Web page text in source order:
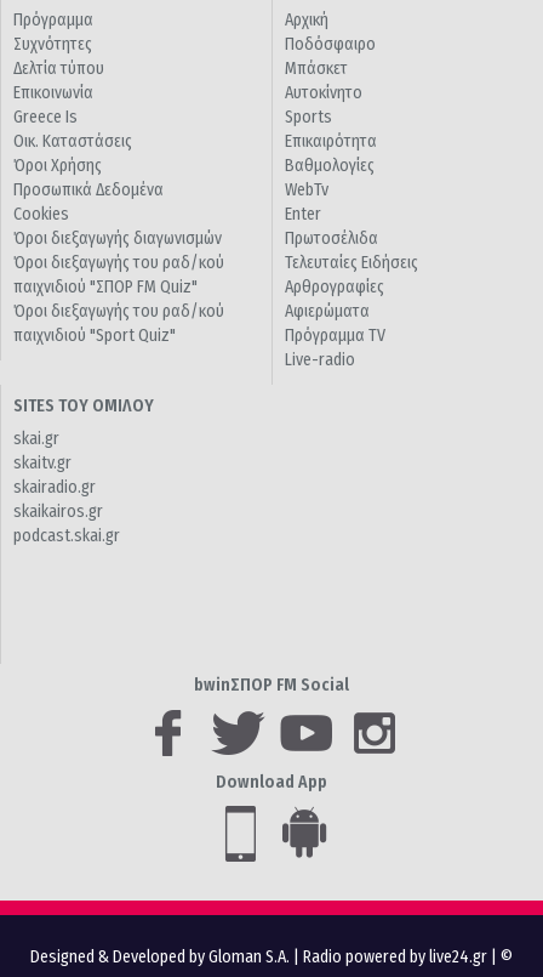
Πρόγραμμα
Συχνότητες
Δελτία τύπου
Επικοινωνία
Greece Is
Οικ. Καταστάσεις
Όροι Χρήσης
Προσωπικά Δεδομένα
Cookies
Όροι διεξαγωγής διαγωνισμών
Όροι διεξαγωγής του ραδ/κού
παιχνιδιού "ΣΠΟΡ FM Quiz"
Όροι διεξαγωγής του ραδ/κού
παιχνιδιού "Sport Quiz"
Αρχική
Ποδόσφαιρο
Μπάσκετ
Αυτοκίνητο
Sports
Επικαιρότητα
Βαθμολογίες
WebTv
Enter
Πρωτοσέλιδα
Τελευταίες Ειδήσεις
Αρθρογραφίες
Αφιερώματα
Πρόγραμμα TV
Live-radio
SITES ΤΟΥ ΟΜΙΛΟΥ
skai.gr
skaitv.gr
skairadio.gr
skaikairos.gr
podcast.skai.gr
bwinΣΠΟΡ FM Social
Download App
Designed & Developed by Gloman S.A. Radio powered by live24.gr | ©